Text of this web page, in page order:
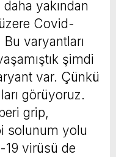
yakından
Covid-
Bu varyantları
şimdi
var. Çünkü
görüyoruz.
grip,
solunum yolu
virüsü de